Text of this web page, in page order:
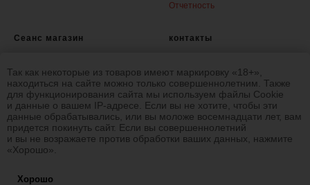
Так как некоторые из товаров имеют маркировку «18+»,
находиться на сайте можно только совершеннолетним. Также
для функционирования сайта мы используем файлы Cookie
и данные о вашем IP-адресе. Если вы не хотите, чтобы эти
данные обрабатывались, или вы моложе восемнадцати лет, вам
придется покинуть сайт. Если вы совершеннолетний
и вы не возражаете против обработки ваших данных, нажмите
«Хорошо».
Хорошо
Отчетность
Сеанс магазин
Доставка и оплата
Гарантия и возврат
контакты
shop.seance@gmail.com